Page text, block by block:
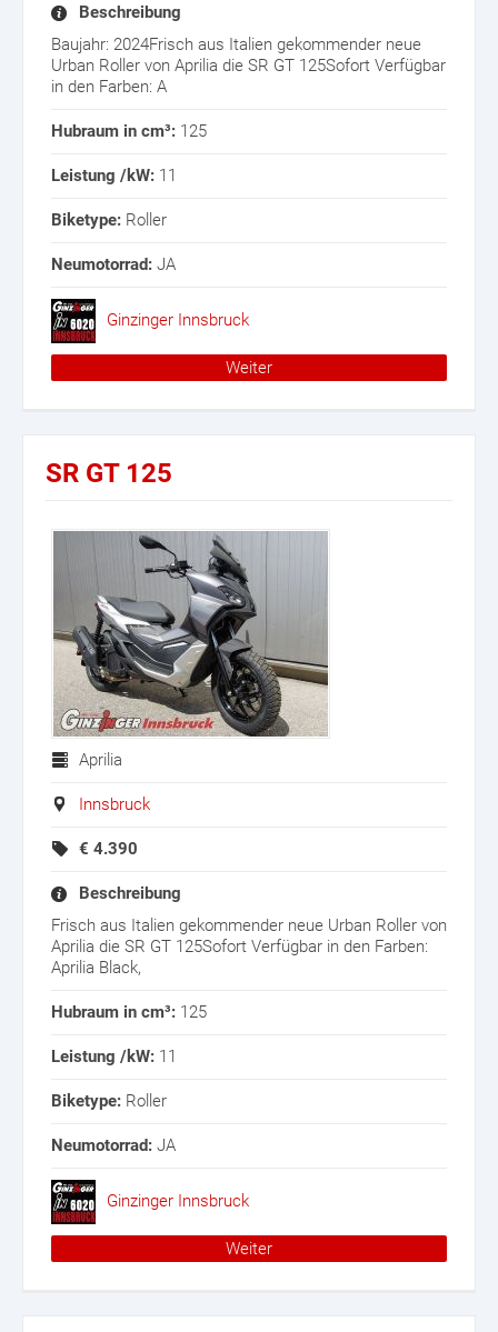
Beschreibung
Baujahr: 2024Frisch aus Italien gekommender neue
Urban Roller von Aprilia die SR GT 125Sofort Verfügbar
in den Farben: A
Hubraum in cm³: 125
Leistung /kW: 11
Biketype: Roller
Neumotorrad: JA
Ginzinger Innsbruck
Weiter
SR GT 125
Aprilia
Innsbruck
€ 4.390
Beschreibung
Frisch aus Italien gekommender neue Urban Roller von
Aprilia die SR GT 125Sofort Verfügbar in den Farben:
Aprilia Black,
Hubraum in cm³: 125
Leistung /kW: 11
Biketype: Roller
Neumotorrad: JA
Ginzinger Innsbruck
Weiter